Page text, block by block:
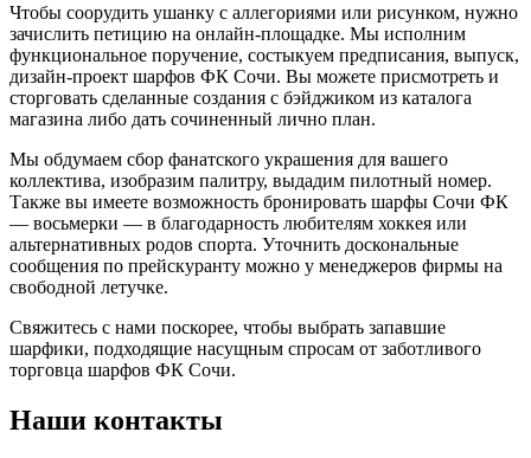
Чтобы соорудить ушанку с аллегориями или рисунком, нужно
зачислить петицию на онлайн-площадке. Мы исполним
функциональное поручение, состыкуем предписания, выпуск,
дизайн-проект шарфов ФК Сочи. Вы можете присмотреть и
сторговать сделанные создания с бэйджиком из каталога
магазина либо дать сочиненный лично план.
Мы обдумаем сбор фанатского украшения для вашего
коллектива, изобразим палитру, выдадим пилотный номер.
Также вы имеете возможность бронировать шарфы Сочи ФК
— восьмерки — в благодарность любителям хоккея или
альтернативных родов спорта. Уточнить доскональные
сообщения по прейскуранту можно у менеджеров фирмы на
свободной летучке.
Свяжитесь с нами поскорее, чтобы выбрать запавшие
шарфики, подходящие насущным спросам от заботливого
торговца шарфов ФК Сочи.
Наши контакты